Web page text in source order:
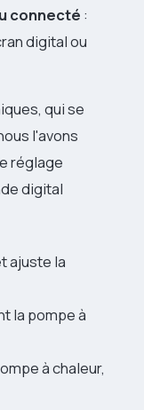
connecté :
digital ou
qui se
l'avons
réglage
digital
ajuste la
la pompe à
à chaleur,